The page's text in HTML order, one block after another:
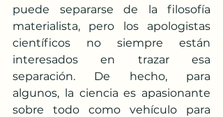
puede separarse de la filosofía
materialista, pero los apologistas
científicos no siempre están
interesados en trazar esa
separación. De hecho, para
algunos, la ciencia es apasionante
sobre todo como vehículo para